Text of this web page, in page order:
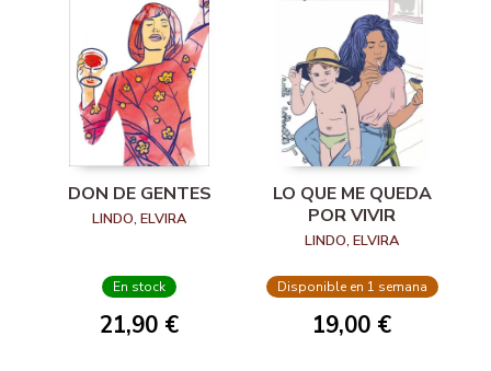
DON DE GENTES
LINDO, ELVIRA
En stock
21,90 €
LO QUE ME QUEDA
POR VIVIR
LINDO, ELVIRA
Disponible en 1 semana
19,00 €